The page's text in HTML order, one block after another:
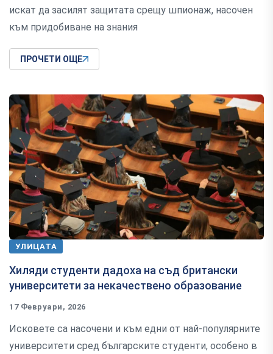
искат да засилят защитата срещу шпионаж, насочен
към придобиване на знания
ПРОЧЕТИ ОЩЕ
УЛИЦАТА
Хиляди студенти дадоха на съд британски
университети за некачествено образование
17 Февруари, 2026
Исковете са насочени и към едни от най-популярните
университети сред българските студенти, особено в